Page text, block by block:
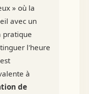
» où la
avec un
pratique
l'heure
à
de